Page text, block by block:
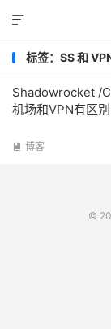

标签：SS 和
Shadowrocket /
机场和VPN有区别
 博客
©